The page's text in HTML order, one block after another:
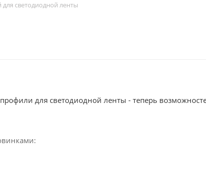
светодиодной ленты
для светодиодной ленты - теперь